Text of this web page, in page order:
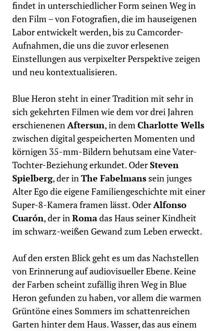
findet in unterschiedlicher Form seinen Weg in
den Film – von Fotografien, die im hauseigenen
Labor entwickelt werden, bis zu Camcorder-
Aufnahmen, die uns die zuvor erlesenen
Einstellungen aus verpixelter Perspektive zeigen
und neu kontextualisieren.
Blue Heron steht in einer Tradition mit sehr in
sich gekehrten Filmen wie dem vor drei Jahren
erschienenenAftersun, in demCharlotte Wells
zwischen digital gespeicherten Momenten und
körnigen 35-mm-Bildern behutsam eine Vater-
Tochter-Beziehung erkundet. OderSteven
Spielberg, der inThe Fabelmanssein junges
Alter Ego die eigene Familiengeschichte mit einer
Super-8-Kamera framen lässt. OderAlfonso
Cuarón, der inRomadas Haus seiner Kindheit
im schwarz-weißen Gewand zum Leben erweckt.
Auf den ersten Blick geht es um das Nachstellen
von Erinnerung auf audiovisueller Ebene. Keine
der Farben scheint zufällig ihren Weg in Blue
Heron gefunden zu haben, vor allem die warmen
Grüntöne eines Sommers im schattenreichen
Garten hinter dem Haus. Wasser, das aus einem